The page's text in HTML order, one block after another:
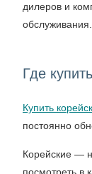
дилеров и
обслуживания.
Где
Купить
постоянно
Корейские —